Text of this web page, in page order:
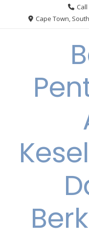
Call
Cape Town,